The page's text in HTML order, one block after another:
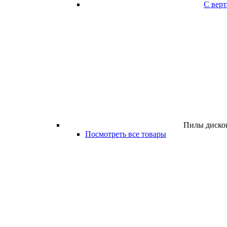
С
Пилы
Посмотреть все товары